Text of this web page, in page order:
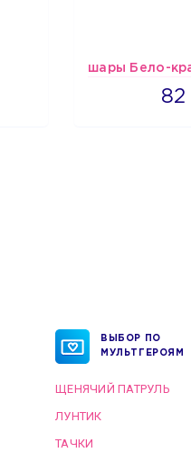
82
ВЫБОР ПО
МУЛЬТГЕРОЯМ
ЩЕНЯЧИЙ ПАТРУЛЬ
ЛУНТИК
ТАЧКИ